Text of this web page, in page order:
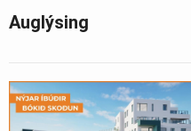
Auglýsing